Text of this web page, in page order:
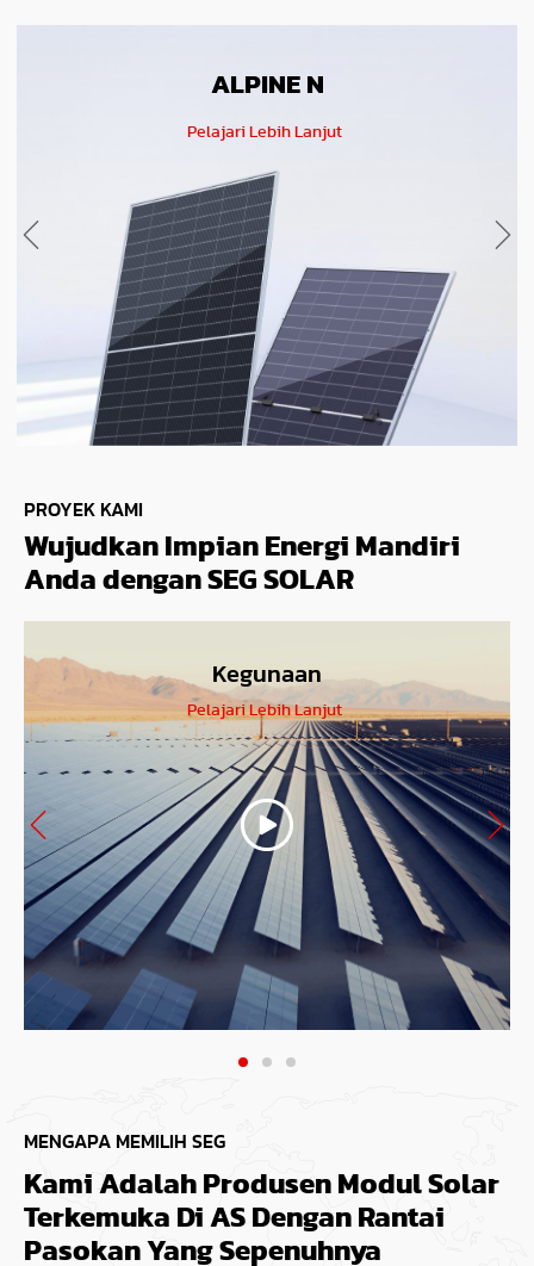
ALPINE N
Pelajari Lebih Lanjut
PROYEK KAMI
Wujudkan Impian Energi Mandiri
Anda dengan SEG SOLAR
Kegunaan
Pelajari Lebih Lanjut
MENGAPA MEMILIH SEG
Kami Adalah Produsen Modul Solar
Terkemuka Di AS Dengan Rantai
Pasokan Yang Sepenuhnya